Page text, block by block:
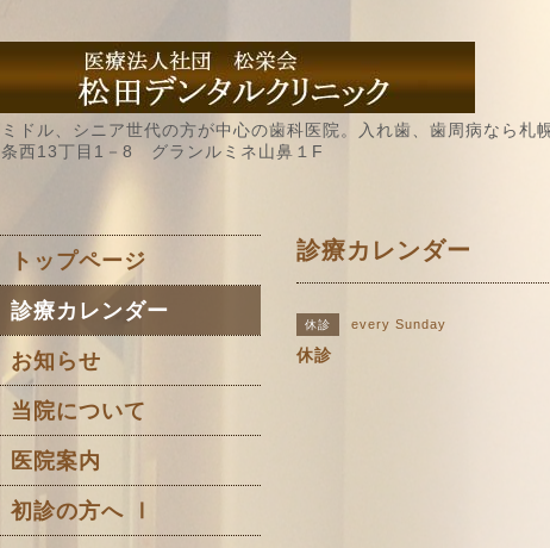
ミドル、シニア世代の方が中心の歯科医院。入れ歯、歯周病なら
条西13丁目1－8 グランルミネ山鼻１F
診療カレンダー
休診 every Sunday
休診
トップページ
診療カレンダー
お知らせ
当院について
医院案内
初診の方へ Ⅰ